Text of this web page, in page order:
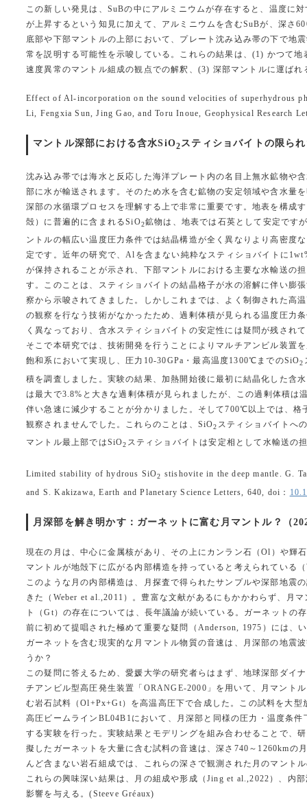
この新しい発見は、SuBの中にアルミニウムが存在すると、温度に
が上昇するという知見に加えて、アルミニウムを含むSuBが、深さ
底部や下部マントルの上部において、プレート沈み込み帯の下で地
常を説明する可能性を示唆している。これらの結果は、(1) かつて
速度異常のマントル組成の観点での解釈、(3) 深部マントルに運ば
Effect of Al‐incorporation on the sound velocities of superhydrous
Li, Fengxia Sun, Jing Gao, and Toru Inoue, Geophysical Research
マントル深部における含水SiO2スティショバイトの限ら
沈み込み帯では海水と反応した海洋プレート内の名目上無水鉱物や
部に水が輸送されます。そのため水を含む鉱物の安定領域や含水量
深部の水循環プロセスを理解する上で非常に重要です。地表を構成
殻）に普遍的に含まれるSiO2鉱物は、地表では石英として安定です
ントルの幅広い温度圧力条件では結晶構造が全く異なりより高密度
定です。近年の研究で、Alを含まない純粋なスティショバイトに
が保持されることが示され、下部マントルにおける主要な水輸送の
す。このことは、スティショバイトの結晶格子が水の溶解に伴い膨
察から示唆されてきました。しかしこれまでは、よく制御された高
の観察を行なう技術がなかったため、過剰体積が見られる温度圧力
く異なっており、含水スティショバイトの安定性には疑問が残され
そこで本研究では、技術開発を行うことによりマルチアンビル装置
飽和系において実現し、圧力10-30GPa・最高温度1300℃までのSiO2
積を調査しました。実験の結果、加熱開始後に最初に結晶化した含
は最大で3.8%と大きな過剰体積が見られましたが、この過剰体積は
伴い急速に減少することが分かりました。そして700℃以上では、
観察されませんでした。これらのことは、SiO2 スティショバイトへ
マントル最上部ではSiO2 スティショバイトは安定相として水輸送の
Limited stability of hydrous SiO2 stishovite in the deep mantle. G.
and S. Kakizawa, Earth and Planetary Science Letters, 640, doi：
月深部を解き明かす：ガーネットに富む月マントル？（
現在の月は、中心に金属核があり、その上にカンラン石（Ol）や輝
マントルが地殻下に広がる内部構造を持っていると考えられている
このような月の内部構造は、月探査で得られたサンプルや深部地震
きた（Weber et al.,2011）。豊富な文献があるにもかかわらず、月
ト（Gt）の存在については、長年議論が続いている。ガーネットの
前に初めて提唱された極めて重要な疑問（Anderson, 1975）には、
ガーネットを含む現実的な月マントル物質の音速は、月深部の地震
うか？
この疑問に答えるため、愛媛大学の研究者らはまず、地球深部ダイ
チアンビル型高圧発生装置「ORANGE-2000」を用いて、月マント
む岩石試料（Ol+Px+Gt）を高温高圧下で合成した。この試料を大型
高圧ビームラインBL04B1において、月深部と同様の圧力・温度条
する実験を行った。実験結果とモデリングを組み合わせることで、
擬したガーネットを大量に含む試料の音速は、深さ740～1260km
んど含まない岩石組成では、これらの深さで観測された月のマント
これらの興味深い結果は、月の組成や形成（Jing et al.,2022）、内
影響を与える。(Steeve Gréaux)